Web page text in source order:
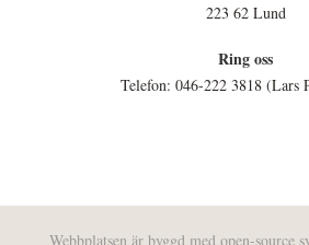
223 62 Lund
Ring oss
Telefon: 046-222 3818 (Lars
Webbplatsen är byggd med open-source